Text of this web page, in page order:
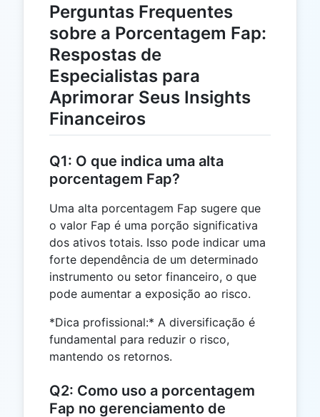
Perguntas Frequentes
sobre a Porcentagem Fap:
Respostas de
Especialistas para
Aprimorar Seus Insights
Financeiros
Q1: O que indica uma alta
porcentagem Fap?
Uma alta porcentagem Fap sugere que
o valor Fap é uma porção significativa
dos ativos totais. Isso pode indicar uma
forte dependência de um determinado
instrumento ou setor financeiro, o que
pode aumentar a exposição ao risco.
*Dica profissional:* A diversificação é
fundamental para reduzir o risco,
mantendo os retornos.
Q2: Como uso a porcentagem
Fap no gerenciamento de